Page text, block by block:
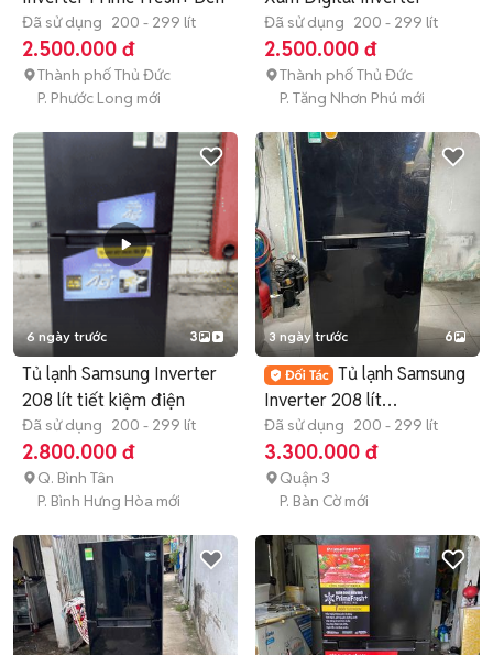
Đã sử dụng 200 - 299 lít
2.500.000 đ
Thành phố Thủ Đức
P. Phước Long mới
Đã sử dụng 200 - 299 lít
2.500.000 đ
Thành phố Thủ Đức
P. Tăng Nhơn Phú mới
6 ngày trước 3
Tủ lạnh Samsung Inverter
208 lít tiết kiệm điện
Đã sử dụng 200 - 299 lít
2.800.000 đ
Q. Bình Tân
P. Bình Hưng Hòa mới
3 ngày trước 6
Tủ lạnh Samsung
Inverter 208 lít
RT20HAR8DBU
Đã sử dụng 200 - 299 lít
3.300.000 đ
Quận 3
P. Bàn Cờ mới